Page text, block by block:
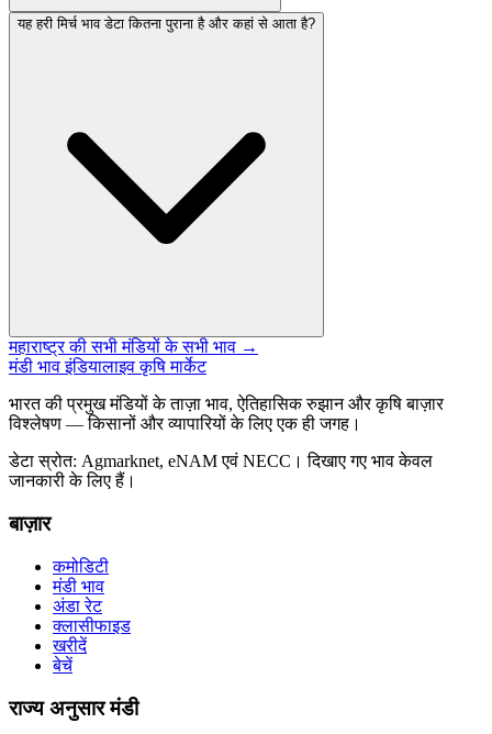
यह हरी मिर्च भाव डेटा कितना पुराना है और कहां से आता है?
महाराष्ट्र की सभी मंडियों के सभी भाव →
मंडी भाव इंडियालाइव कृषि मार्केट
भारत की प्रमुख मंडियों के ताज़ा भाव, ऐतिहासिक रुझान और कृषि बाज़ार
विश्लेषण — किसानों और व्यापारियों के लिए एक ही जगह।
डेटा स्रोत: Agmarknet, eNAM एवं NECC। दिखाए गए भाव केवल
जानकारी के लिए हैं।
बाज़ार
कमोडिटी
मंडी भाव
अंडा रेट
क्लासीफाइड
खरीदें
बेचें
राज्य अनुसार मंडी